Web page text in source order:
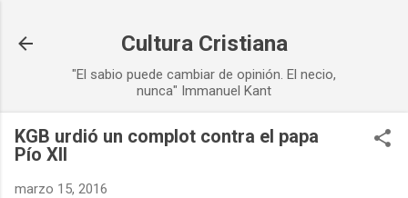
Cultura Cristiana
"El sabio puede cambiar de opinión. El necio,
nunca" Immanuel Kant
KGB urdió un complot contra el papa
Pío XII
marzo 15, 2016